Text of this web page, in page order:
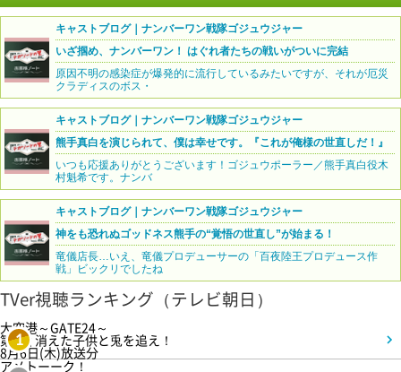
キャストブログ｜ナンバーワン戦隊ゴジュウジャー
いざ掴め、ナンバーワン！ はぐれ者たちの戦いがついに完結
原因不明の感染症が爆発的に流行しているみたいですが、それが厄災
クラディスのボス・
キャストブログ｜ナンバーワン戦隊ゴジュウジャー
熊手真白を演じられて、僕は幸せです。『これが俺様の世直しだ！』
いつも応援ありがとうございます！ゴジュウポーラー／熊手真白役木
村魁希です。ナンバ
キャストブログ｜ナンバーワン戦隊ゴジュウジャー
神をも恐れぬゴッドネス熊手の“覚悟の世直し”が始まる！
竜儀店長…いえ、竜儀プロデューサーの「百夜陸王プロデュース作
戦」ビックリでしたね
TVer視聴ランキング（テレビ朝日）
1
大空港～GATE24～
第3話 消えた子供と兎を追え！
8月6日(木)放送分
アメトーーク！